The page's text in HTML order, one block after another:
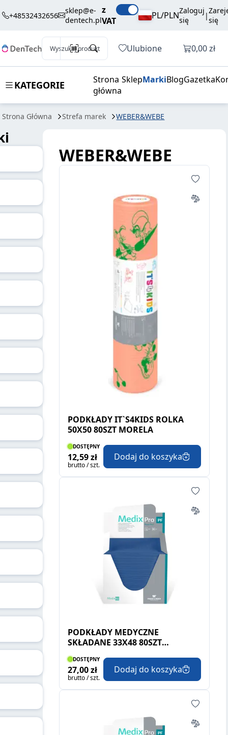
+48532432656
sklep@e-
dentech.pl
z
VAT
PL/PLNZaloguj
się
|się
Wyszukaj produkt Ulubione Otwórz
0,00 zł
KATEGORIE
Strona
główna
SklepMarkiBlogGazetka
Strona Główna Strefa marek WEBER&WEBE
WEBER&WEBE
PODKŁADY IT`S4KIDS ROLKA
50X50 80SZT MORELA
DOSTĘPNY
12,59 zł
brutto / szt.
Dodaj do koszyka
PODKŁADY MEDYCZNE
SKŁADANE 33X48 80SZT
DOSTĘPNY
27,00 zł
brutto / szt.
Dodaj do koszyka